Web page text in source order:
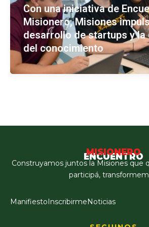
Con una iniciativa de
Misionero, Misiones
desarrollo de startups y la
del conocimiento
ENCUENTRO
MISIONERO
Construyamos juntos la Misiones que
participá,
ManifiestoInscribirmeNoticias